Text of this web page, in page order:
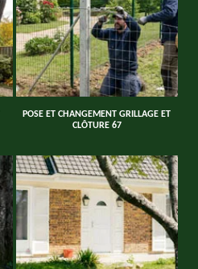
POSE ET CHANGEMENT GRILLAGE ET
CLÔTURE 67